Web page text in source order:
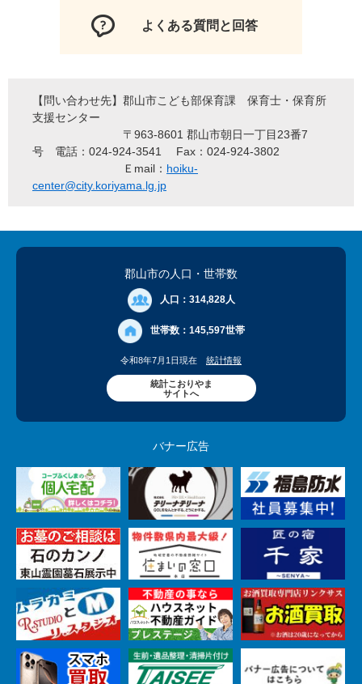
よくある質問と回答
【問い合わせ先】郡山市こども部保育課 保育士・保育所
支援センター
〒963-8601 郡山市朝日一丁目23番7
号 電話：024-924-3541 Fax：024-924-3802
Ｅmail： hoiku-
center@city.koriyama.lg.jp
郡山市の人口 ・世帯数
人口： 314,828人
世帯数： 145,597世帯
令和8年7月1日現在 統計情報
統計こおりやま
サイトへ
バナー広告